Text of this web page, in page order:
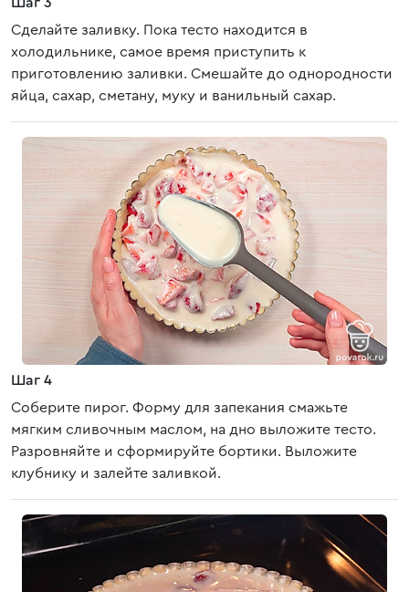
Сделайте заливку. Пока тесто находится в
холодильнике, самое время приступить к
приготовлению заливки. Смешайте до однородности
яйца, сахар, сметану, муку и ванильный сахар.
Шаг 4
Соберите пирог. Форму для запекания смажьте
мягким сливочным маслом, на дно выложите тесто.
Разровняйте и сформируйте бортики. Выложите
клубнику и залейте заливкой.